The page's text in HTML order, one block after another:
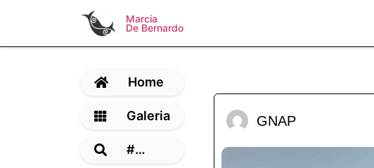
Marcia
De Bernardo
Home
Galeria
#…
GNAP